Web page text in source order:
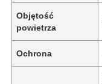
Objętość
powietrza
Ochrona